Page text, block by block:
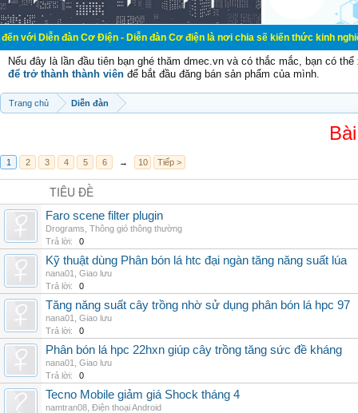
đàn Cơ Điện - Diễn đàn Cơ điện là nơi chia sẽ kiến thức kinh nghiệm
Nếu đây là lần đầu tiên bạn ghé thăm dmec.vn và có thắc mắc, bạn có
để trở thành thành viên để bắt đầu đăng bán sản phẩm của mình.
Trang chủ Diễn đàn
1 2 3 4 5 6 → 10 Tiếp >
TIÊU ĐỀ
Faro scene filter plugin
Drograms Thông gió thông thường
Trả lời:
0
Kỹ thuật dùng Phân bón lá htc đại ngàn tăng năng suất lúa
nana01
Giao lưu
Trả lời:
0
Tăng năng suất cây trồng nhờ sử dụng phân bón lá hpc 97
nana01
Giao lưu
Trả lời:
0
Phân bón lá hpc 22hxn giúp cây trồng tăng sức đề kháng
nana01
Giao lưu
Trả lời:
0
Tecno Mobile giảm giá Shock tháng 4
namtran08 Điện thoại Android